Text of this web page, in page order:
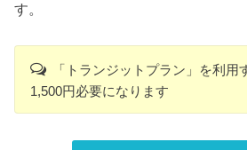
す。
「トランジットプラン」を利用
1,500円必要になります